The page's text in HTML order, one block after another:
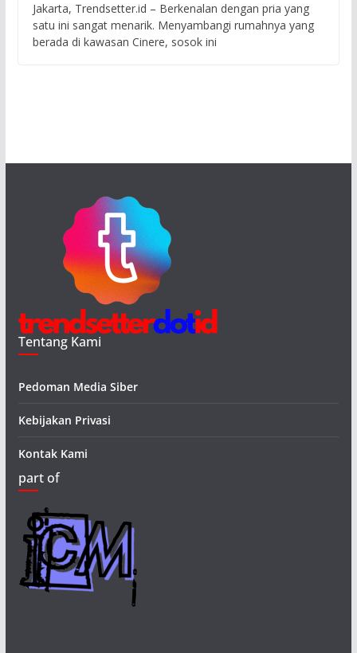
Jakarta, Trendsetter.id – Berkenalan dengan pria yang
satu ini sangat menarik. Menyambangi rumahnya yang
berada di kawasan Cinere, sosok ini
Tentang Kami
Pedoman Media Siber
Kebijakan Privasi
Kontak Kami
part of